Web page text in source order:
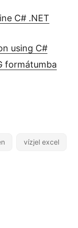
C# .NET
using C#
formátumba
vízjel excel